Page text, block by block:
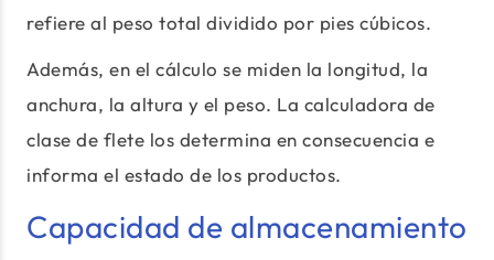
refiere al peso total dividido por pies cúbicos.
Además, en el cálculo se miden la longitud, la
anchura, la altura y el peso. La calculadora de
clase de flete los determina en consecuencia e
informa el estado de los productos.
Capacidad de almacenamiento